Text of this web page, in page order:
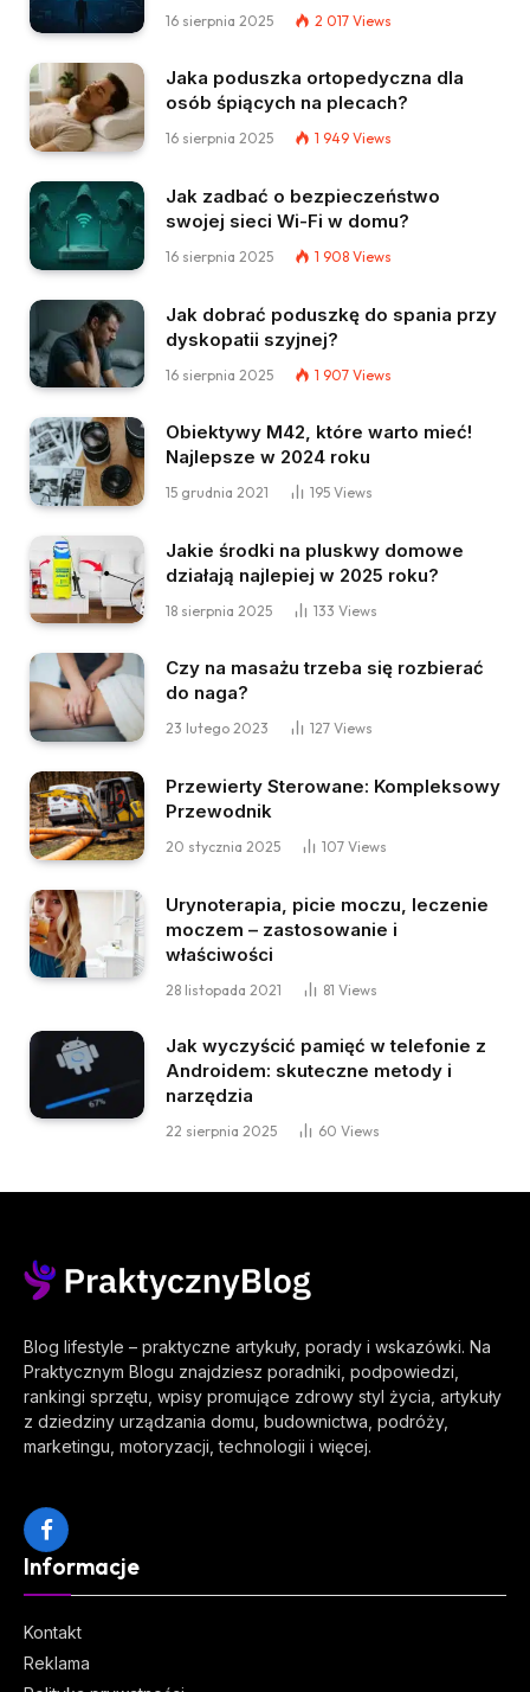
16 sierpnia 2025 2 017 Views
Jaka poduszka ortopedyczna dla
osób śpiących na plecach?
16 sierpnia 2025 1 949 Views
Jak zadbać o bezpieczeństwo
swojej sieci Wi-Fi w domu?
16 sierpnia 2025 1 908 Views
Jak dobrać poduszkę do spania przy
dyskopatii szyjnej?
16 sierpnia 2025 1 907 Views
Obiektywy M42, które warto mieć!
Najlepsze w 2024 roku
15 grudnia 2021 195 Views
Jakie środki na pluskwy domowe
działają najlepiej w 2025 roku?
18 sierpnia 2025 133 Views
Czy na masażu trzeba się rozbierać
do naga?
23 lutego 2023 127 Views
Przewierty Sterowane: Kompleksowy
Przewodnik
20 stycznia 2025 107 Views
Urynoterapia, picie moczu, leczenie
moczem – zastosowanie i
właściwości
28 listopada 2021 81 Views
Jak wyczyścić pamięć w telefonie z
Androidem: skuteczne metody i
narzędzia
22 sierpnia 2025 60 Views
Blog lifestyle – praktyczne artykuły, porady i wskazówki. Na
Praktycznym Blogu znajdziesz poradniki, podpowiedzi,
rankingi sprzętu, wpisy promujące zdrowy styl życia, artykuły
z dziedziny urządzania domu, budownictwa, podróży,
marketingu, motoryzacji, technologii i więcej.
Facebook
Informacje
Kontakt
Reklama